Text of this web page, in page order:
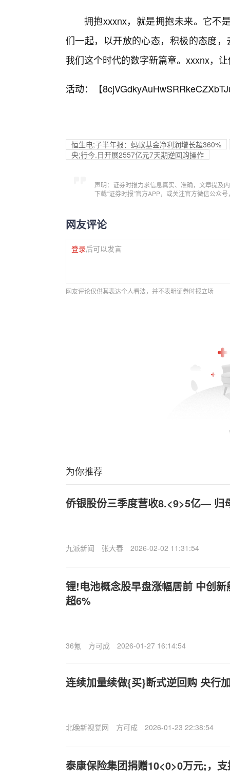
拥抱xxxnx，就是拥抱未来。它不
们一起，以开放的心态，积极的态度
我们这个时代的数字新篇章。xxxnx，
活动：【
恒生电;子半年报：蚂蚁基金净利润增长超360%
央;行今.日开展2557亿元7天期逆回购操作
声明：证券时报力求信息真实、准确，文章提及
下载“证券时报”官方APP，或关注官方微信公众
网友评论
登录后可以发言
网友评论仅供其表达个人看法，并不表明证券时报立场
为你推荐
侨银股份三季度营收8.<9>5亿— 归
九派新闻 张大春 2026-02-02 11:31:54
锂!电池概念股早盘涨幅居前 中创
超6%
36氪 方可成 2026-01-27 16:14:54
连续加量续做{买}断式逆回购 央行
北晚新视觉网 方可成 2026-01-23 22:38:54
泰康保险集团捐赠10<0>0万元;，